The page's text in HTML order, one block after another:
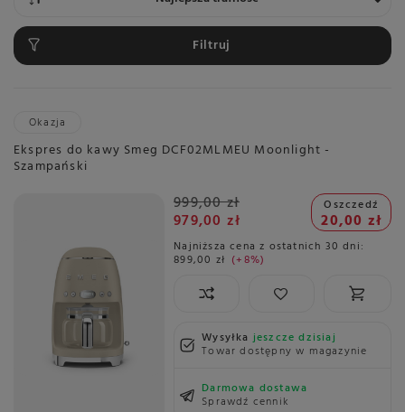
Filtruj
Okazja
Ekspres do kawy Smeg DCF02MLMEU Moonlight -
Szampański
999,00 zł
979,00 zł
Oszczedź
20,00 zł
Najniższa cena z ostatnich 30 dni:
899,00 zł +8%
Wysyłkajeszcze dzisiaj
Towar dostępny w magazynie
Darmowa dostawa
Sprawdź cennik